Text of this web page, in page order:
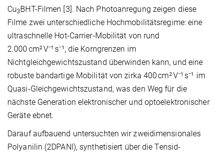
Cu3 BHT-Filmen [3]. Nach Photoanregung zeigen diese
Filme zwei unterschiedliche Hochmobilitätsregime: eine
ultraschnelle Hot-Carrier-Mobilität von rund
2.000 cm² V⁻¹ s⁻¹, die Korngrenzen im
Nichtgleichgewichtszustand überwinden kann, und eine
robuste bandartige Mobilität von zirka 400 cm² V⁻¹ s⁻¹ im
Quasi-Gleichgewichtszustand, was den Weg für die
nächste Generation elektronischer und optoelektronischer
Geräte ebnet.
Darauf aufbauend untersuchten wir zweidimensionales
Polyanilin (2DPANI), synthetisiert über die Tensid-